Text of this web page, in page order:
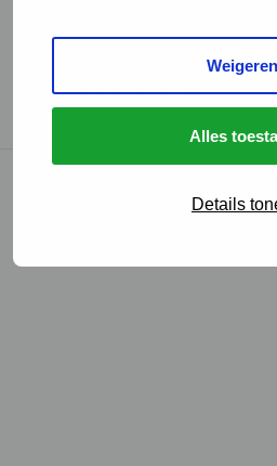
Weigeren
Alles
Details
GGD Reisvaccinaties